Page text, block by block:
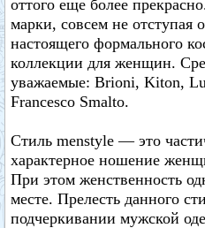
оттого еще более
марки, совсем не отступая
настоящего формального
коллекции для женщин.
уважаемые: Brioni, Kiton,
Francesco Smalto.
Стиль menstyle — это
характерное ношение
При этом женственность
месте. Прелесть данного
подчеркивании мужской